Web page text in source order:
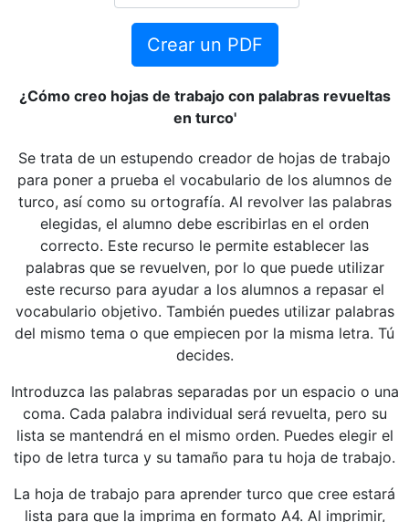
Crear un PDF
¿Cómo creo hojas de trabajo con palabras revueltas
en turco'
Se trata de un estupendo creador de hojas de trabajo
para poner a prueba el vocabulario de los alumnos de
turco, así como su ortografía. Al revolver las palabras
elegidas, el alumno debe escribirlas en el orden
correcto. Este recurso le permite establecer las
palabras que se revuelven, por lo que puede utilizar
este recurso para ayudar a los alumnos a repasar el
vocabulario objetivo. También puedes utilizar palabras
del mismo tema o que empiecen por la misma letra. Tú
decides.
Introduzca las palabras separadas por un espacio o una
coma. Cada palabra individual será revuelta, pero su
lista se mantendrá en el mismo orden. Puedes elegir el
tipo de letra turca y su tamaño para tu hoja de trabajo.
La hoja de trabajo para aprender turco que cree estará
lista para que la imprima en formato A4. Al imprimir,